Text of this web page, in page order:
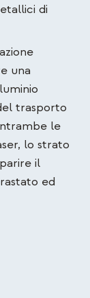
di
una
trasporto
le
lo strato
il
ed